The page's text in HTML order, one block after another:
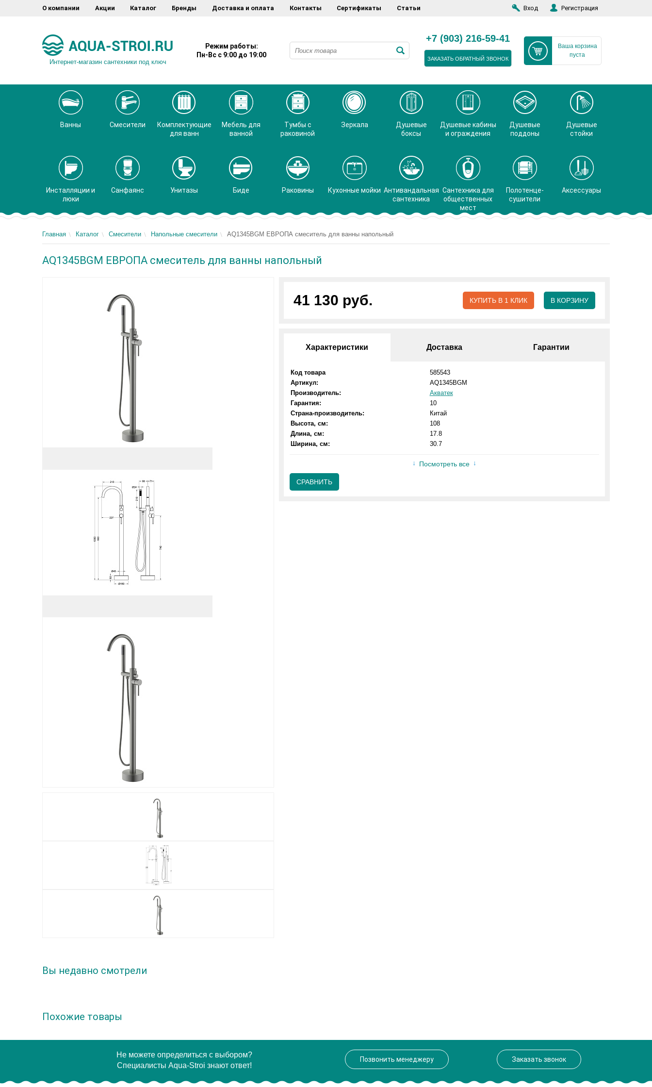
О компании Акции Каталог Бренды Доставка и оплата Контакты Сертификаты Статьи Вход Регистрация
Интернет-магазин сантехники под ключ
Режим работы:
Пн-Вс с 9:00 до 19:00
+7 (903) 216-59-41
ЗАКАЗАТЬ ОБРАТНЫЙ ЗВОНОК
Ваша корзина
пуста
Ванны Смесители
Комплектующие
для ванн
Мебель для
ванной
Тумбы с
раковиной
Зеркала
Душевые
боксы
Душевые кабины
и ограждения
Душевые
поддоны
Душевые
стойки
Инсталляции и
люки
Санфаянс Унитазы Биде Раковины Кухонные мойки Антивандальная
сантехника
Сантехника для
общественных
мест
Полотенце-
сушители
Аксессуары
Главная Каталог Смесители Напольные смесители AQ1345BGM ЕВРОПА смеситель для ванны напольный
AQ1345BGM ЕВРОПА смеситель для ванны напольный
41 130 руб. КУПИТЬ В 1 КЛИК В КОРЗИНУ
Характеристики Доставка Гарантии
Код товара
585543
Артикул:
AQ1345BGM
Производитель:
Акватек
Гарантия:
10
Страна-производитель:
Китай
Высота, см:
108
Длина, см:
17.8
Ширина, см:
30.7
Посмотреть все
СРАВНИТЬ
Вы недавно смотрели
Похожие товары
Не можете определиться с выбором?
Специалисты Aqua-Stroi знают ответ!
Позвонить менеджеру Заказать звонок